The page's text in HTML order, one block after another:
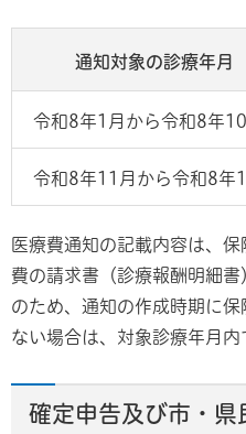
通知対象の診療年月
令和8年1月から令和8年10
令和8年11月から令和8年
医療費通知の記載内容は、
費の請求書（診療報酬明細
のため、通知の作成時期に
ない場合は、対象診療年月内
確定申告及び市・県